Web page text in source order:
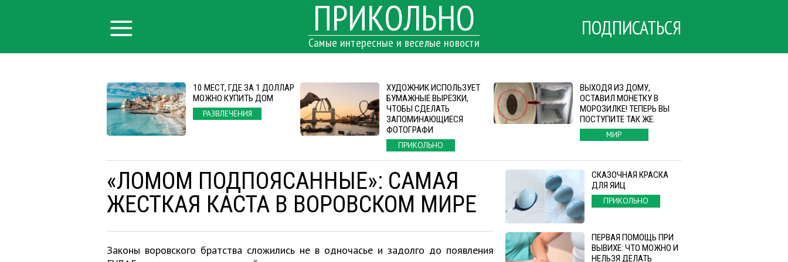
ПРИКОЛЬНО
Самые интересные и веселые новости
ПОДПИСАТЬСЯ
10 МЕСТ, ГДЕ ЗА 1 ДОЛЛАР
МОЖНО КУПИТЬ ДОМ
РАЗВЛЕЧЕНИЯ
ХУДОЖНИК ИСПОЛЬЗУЕТ
БУМАЖНЫЕ ВЫРЕЗКИ,
ЧТОБЫ СДЕЛАТЬ
ЗАПОМИНАЮЩИЕСЯ
ФОТОГРАФИ
ПРИКОЛЬНО
ВЫХОДЯ ИЗ ДОМУ,
ОСТАВИЛ МОНЕТКУ В
МОРОЗИЛКЕ! ТЕПЕРЬ ВЫ
ПОСТУПИТЕ ТАК ЖЕ.
МИР
«ЛОМОМ ПОДПОЯСАННЫЕ»: САМАЯ
ЖЕСТКАЯ КАСТА В ВОРОВСКОМ МИРЕ
Законы воровского братства сложились не в одночасье и задолго до появления
СКАЗОЧНАЯ КРАСКА
ДЛЯ ЯИЦ
ПРИКОЛЬНО
ПЕРВАЯ ПОМОЩЬ ПРИ
ВЫВИХЕ: ЧТО МОЖНО И
НЕЛЬЗЯ ДЕЛАТЬ